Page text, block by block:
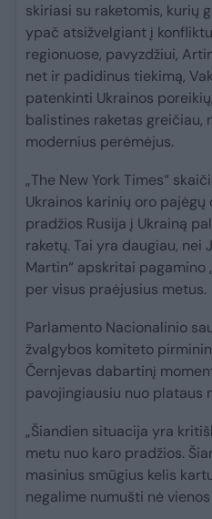
skiriasi su raketomis, kurių
ypač atsižvelgiant į
regionuose, pavyzdžiui,
net ir padidinus tiekimą,
patenkinti Ukrainos
balistines raketas greičiau,
modernius perėmėjus.
„The New York Times“
Ukrainos karinių oro
pradžios Rusija į Ukrainą
raketų. Tai yra daugiau, nei
Martin“ apskritai pagamino
per visus praėjusius metus.
Parlamento Nacionalinio
žvalgybos komiteto
Černjevas dabartinį
pavojingiausiu nuo plataus
„Šiandien situacija yra
metu nuo karo pradžios.
masinius smūgius kelis
negalime numušti nė